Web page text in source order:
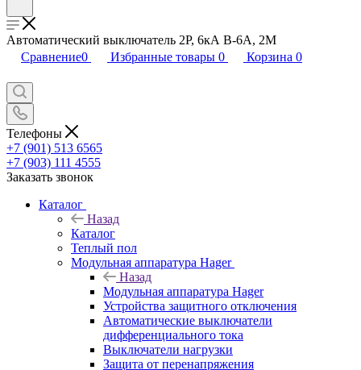
Автоматический выключатель 2Р, 6кА В-6А, 2М
Сравнение0 Избранные товары 0 Корзина 0
Телефоны
+7 (901) 513 6565
+7 (903) 111 4555
Заказать звонок
Каталог
Назад
Каталог
Теплый пол
Модульная аппаратура Hager
Назад
Модульная аппаратура Hager
Устройства защитного отключения
Автоматические выключатели
дифференциального тока
Выключатели нагрузки
Защита от перенапряжения